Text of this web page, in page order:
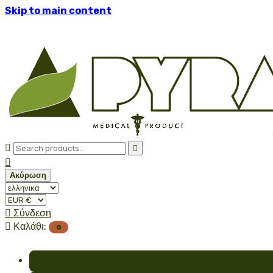
Skip to main content
 

Ακύρωση
 Σύνδεση
 Καλάθι: 0